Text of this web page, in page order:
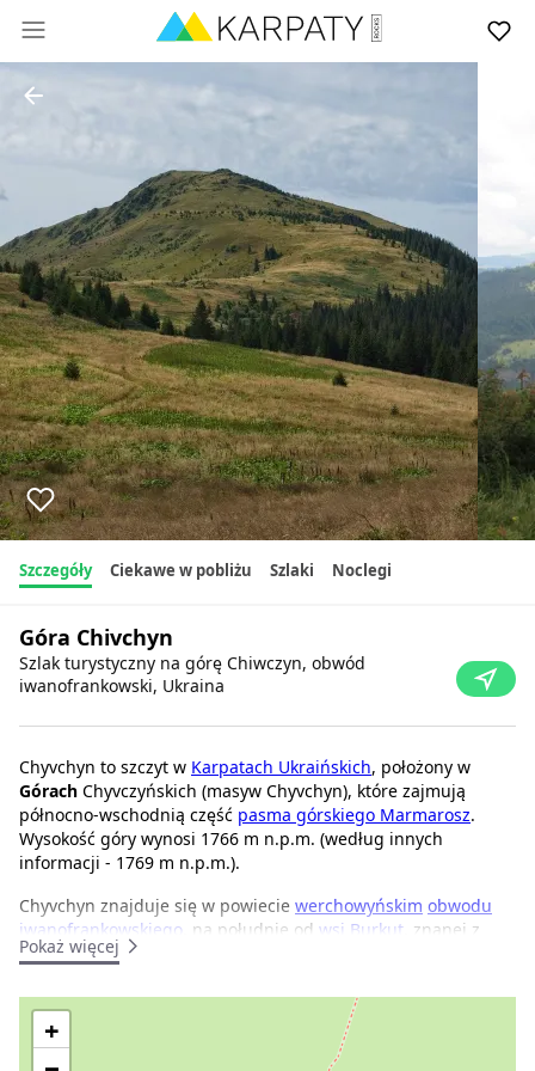
Szczegóły Ciekawe w pobliżu Szlaki Noclegi
Góra Chivchyn
Szlak turystyczny na górę Chiwczyn, obwód
iwanofrankowski, Ukraina
Chyvchyn to szczyt w Karpatach Ukraińskich, położony w
Górach Chyvczyńskich (masyw Chyvchyn), które zajmują
północno-wschodnią część pasma górskiego Marmarosz.
Wysokość góry wynosi 1766 m n.p.m. (według innych
informacji - 1769 m n.p.m.).
Chyvchyn znajduje się w powiecie werchowyńskim obwodu
iwanofrankowskiego , na południe od wsi Burkut , znanej z
wód mineralnych Borjomi i Essentuki oraz unikalnych
Podnóża i stoki Chyvchyn do wysokości 1300-1400 m n.p.m.
pokryte są wielowiekowymi lasami, a powyżej tego poziomu -
Pokaż więcej
+